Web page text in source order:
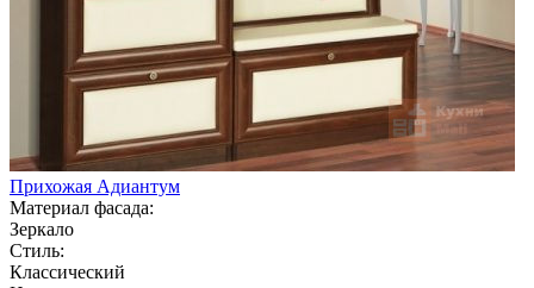
Прихожая Адиантум
Материал фасада:
Зеркало
Стиль:
Классический